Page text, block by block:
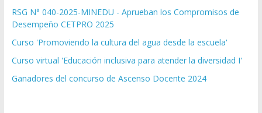
RSG N° 040-2025-MINEDU - Aprueban los Compromisos de
Desempeño CETPRO 2025
Curso 'Promoviendo la cultura del agua desde la escuela'
Curso virtual 'Educación inclusiva para atender la diversidad I'
Ganadores del concurso de Ascenso Docente 2024